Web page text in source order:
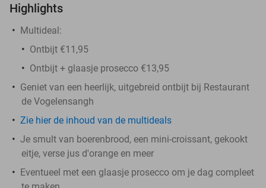
Highlights
Multideal:
Ontbijt €11,95
Ontbijt + glaasje prosecco €13,95
Geniet van een heerlijk, uitgebreid ontbijt bij Restaurant
de Vogelensangh
Zie hier de inhoud van de multideals
Je smult van boerenbrood, een mini-croissant, gekookt
eitje, verse jus d'orange en meer
Eventueel met een glaasje prosecco om je dag compleet